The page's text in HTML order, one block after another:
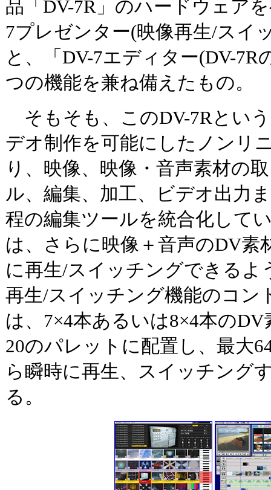
品「DV-7R」のハードウェア
7プレゼンター(映像再生/スイ
と、「DV-7エディター(DV-7R
つの機能を兼ね備えたもの。
そもそも、このDV-7Rとい
デオ制作を可能にしたノンリ
り、映像、映像・音声素材の
ル、編集、加工、ビデオ出力
程の編集ツールを統合化して
は、さらに映像＋音声のDV素
に再生/スイッチングできるよ
再生/スイッチング機能のコン
は、7×4本あるいは8×4本の
20のパレットに配置し、最大
ら瞬時に再生、スイッチング
る。